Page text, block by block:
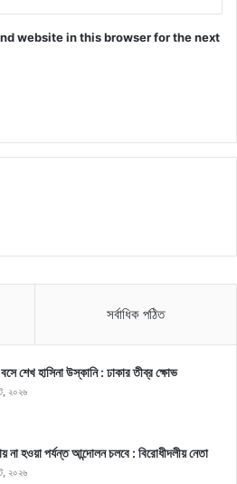
website in this browser for the next
সর্বাধিক পঠিত
শেখ হাসিনা উস্কানি : ঢাকার তীব্র ক্ষোভ
২০২৬
না হওয়া পর্যন্ত আন্দোলন চলবে : বিরোধীদলীয় নেতা
২০২৬